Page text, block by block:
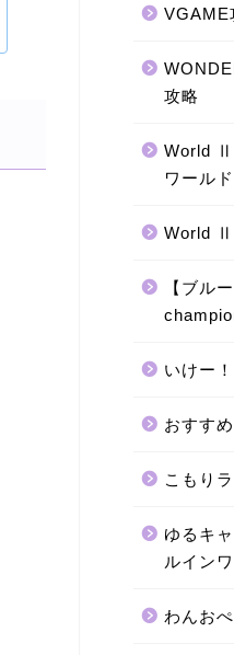
VGAME
攻略
World Ⅱ
ワール
World Ⅱ
【ブル
いけー
おすす
こもり
ゆるキ
ルイン
わんお